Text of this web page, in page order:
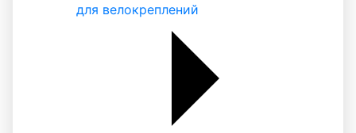
для велокреплений